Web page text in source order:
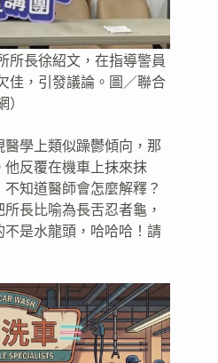
所長徐紹文，在指導警員
佳，引發議論。圖／聯合
）
學上類似躁鬱傾向，那
他反覆在機車上抹來抹
知道醫師會怎麼解釋？
長比喻為長舌忍者龜，
是水龍頭，哈哈哈！請